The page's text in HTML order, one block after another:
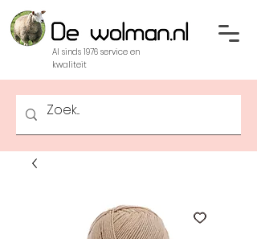
Al sinds 1976 service en
kwaliteit